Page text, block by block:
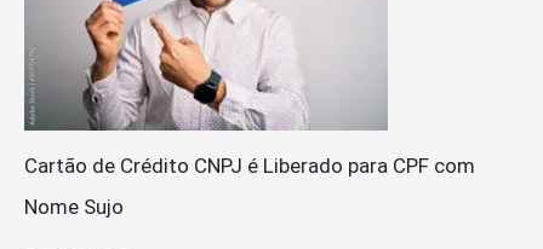
Cartão de Crédito CNPJ é Liberado para CPF com
Nome Sujo